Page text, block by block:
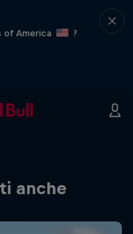
of America
?
anche